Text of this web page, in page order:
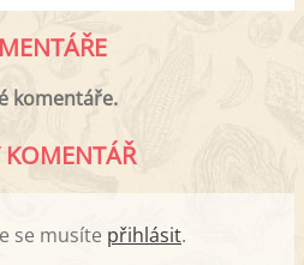
komentáře.
KOMENTÁŘ
se musíte přihlásit.